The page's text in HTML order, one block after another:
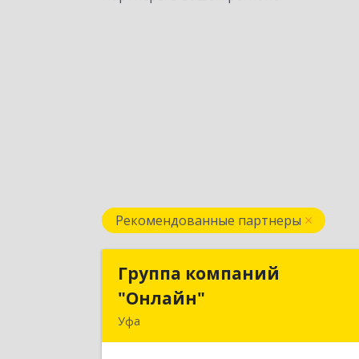
Рекомендованные партнеры
Группа компаний
"Онлайн"
Уфа
Группа компаний